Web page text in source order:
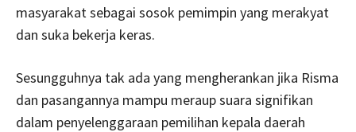
masyarakat sebagai sosok pemimpin yang merakyat
dan suka bekerja keras.
Sesungguhnya tak ada yang mengherankan jika Risma
dan pasangannya mampu meraup suara signifikan
dalam penyelenggaraan pemilihan kepala daerah